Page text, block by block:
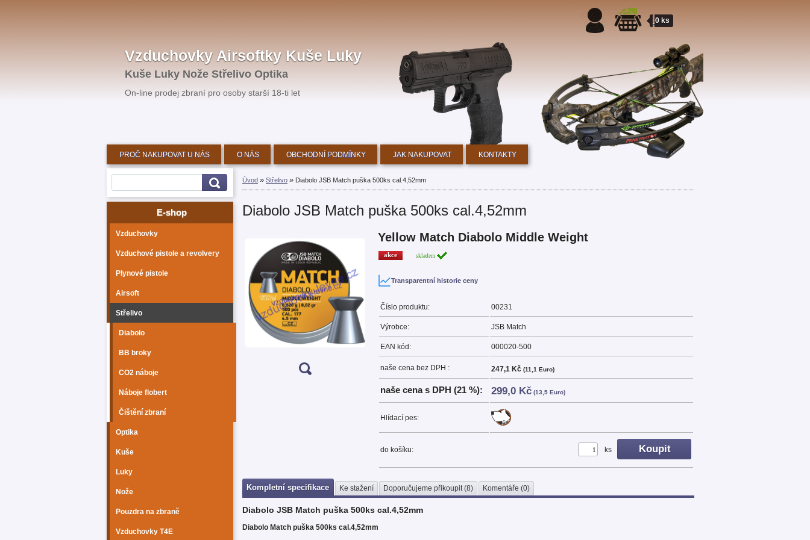
Vzduchovky Airsoftky Kuše Luky
Kuše Luky Nože Střelivo Optika
On-line prodej zbraní pro osoby starší 18-ti let
0 ks
PROČ NAKUPOVAT U NÁS O NÁS OBCHODNÍ PODMÍNKY JAK NAKUPOVAT KONTAKTY
E-shop
Vzduchovky
Vzduchové pistole a revolvery
Plynové pistole
Airsoft
Střelivo
Diabolo
BB broky
CO2 náboje
Náboje flobert
Čištění zbraní
Optika
Kuše
Luky
Nože
Pouzdra na zbraně
Vzduchovky T4E
Úvod » Střelivo » Diabolo JSB Match puška 500ks cal.4,52mm
Diabolo JSB Match puška 500ks cal.4,52mm
Yellow Match Diabolo Middle Weight
akce skladem
Transparentní historie ceny
Číslo produktu: 00231
Výrobce: JSB Match
EAN kód: 000020-500
naše cena bez DPH : 247,1 Kč (11,1 Euro)
naše cena s DPH (21 %): 299,0 Kč (13,5 Euro)
Hlídací pes:
do košíku: ks
Kompletní specifikace Ke stažení Doporučujeme přikoupit (8) Komentáře (0)
Diabolo JSB Match puška 500ks cal.4,52mm
Diabolo Match puška 500ks cal.4,52mm